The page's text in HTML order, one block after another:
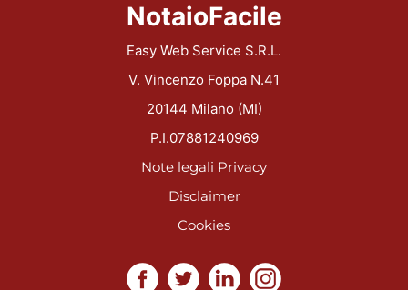
NotaioFacile
Easy Web Service S.R.L.
V. Vincenzo Foppa N.41
20144 Milano (MI)
P.I.07881240969
Note legali Privacy
Disclaimer
Cookies